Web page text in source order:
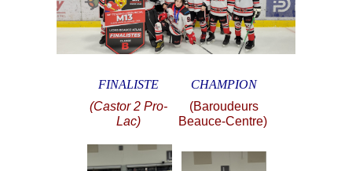
FINALISTE
(Castor 2 Pro-
Lac)
CHAMPION
(Baroudeurs
Beauce-Centre)